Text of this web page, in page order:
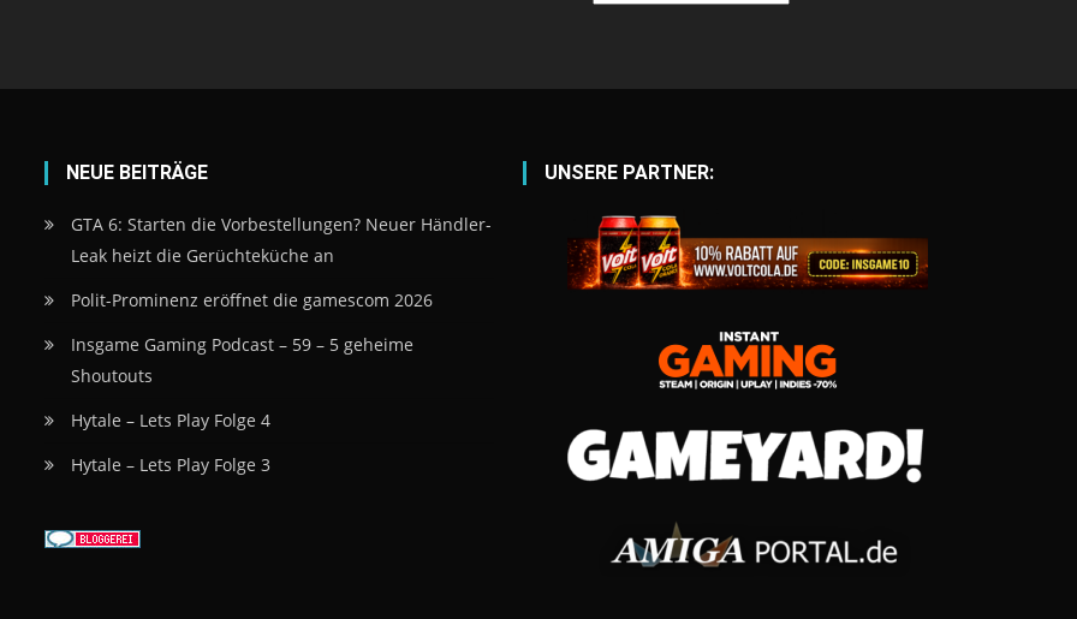
NEUE BEITRÄGE
GTA 6: Starten die Vorbestellungen? Neuer Händler-
Leak heizt die Gerüchteküche an
Polit-Prominenz eröffnet die gamescom 2026
Insgame Gaming Podcast – 59 – 5 geheime
Shoutouts
Hytale – Lets Play Folge 4
Hytale – Lets Play Folge 3
UNSERE PARTNER: